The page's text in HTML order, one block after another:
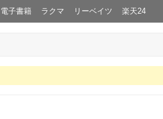
電子書籍 ラクマ リーベイツ 楽天24